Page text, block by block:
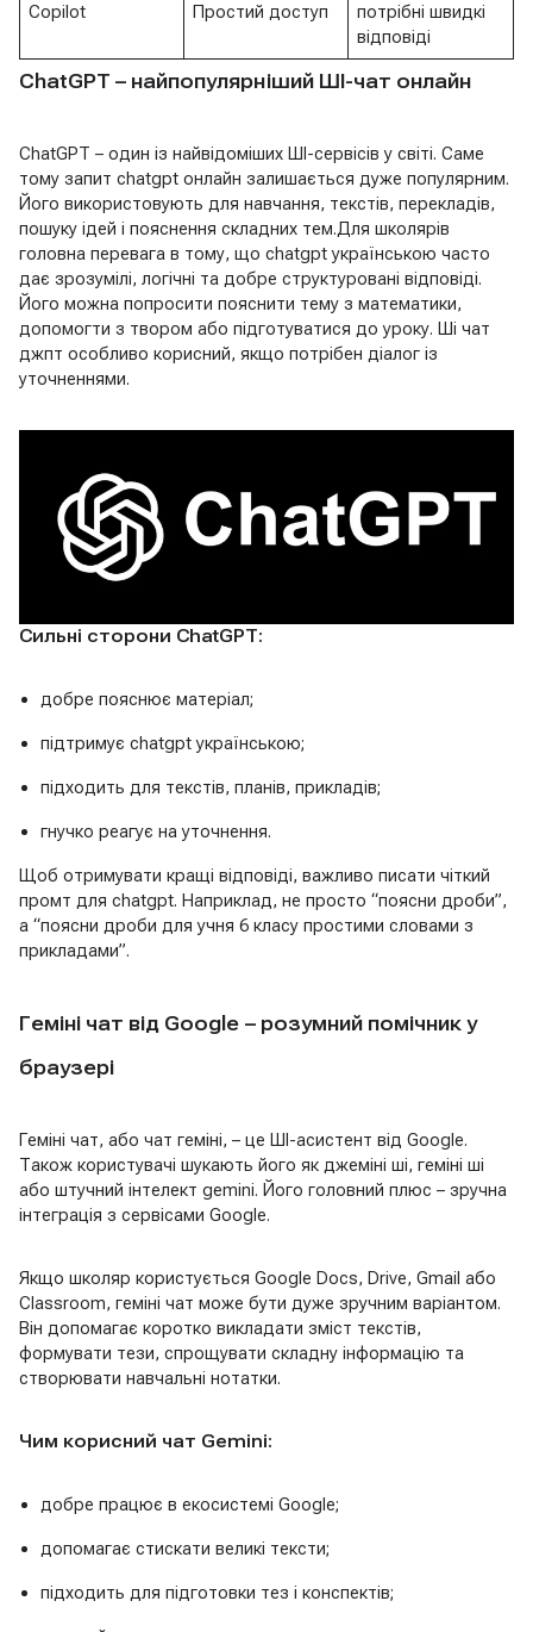
Copilot Простий доступ
потрібні швидкі
відповіді
ChatGPT – найпопулярніший ШІ-чат онлайн
ChatGPT – один із найвідоміших ШІ-сервісів у світі. Саме
тому запит chatgpt онлайн залишається дуже популярним.
Його використовують для навчання, текстів, перекладів,
пошуку ідей і пояснення складних тем.Для школярів
головна перевага в тому, що chatgpt українською часто
дає зрозумілі, логічні та добре структуровані відповіді.
Його можна попросити пояснити тему з математики,
допомогти з твором або підготуватися до уроку. Ші чат
джпт особливо корисний, якщо потрібен діалог із
уточненнями.
Сильні сторони ChatGPT:
добре пояснює матеріал;
підтримує chatgpt українською;
підходить для текстів, планів, прикладів;
гнучко реагує на уточнення.
Щоб отримувати кращі відповіді, важливо писати чіткий
промт для chatgpt. Наприклад, не просто “поясни дроби”,
а “поясни дроби для учня 6 класу простими словами з
прикладами”.
Геміні чат від Google – розумний помічник у
браузері
Геміні чат, або чат геміні, – це ШІ-асистент від Google.
Також користувачі шукають його як джеміні ші, геміні ші
або штучний інтелект gemini. Його головний плюс – зручна
інтеграція з сервісами Google.
Якщо школяр користується Google Docs, Drive, Gmail або
Classroom, геміні чат може бути дуже зручним варіантом.
Він допомагає коротко викладати зміст текстів,
формувати тези, спрощувати складну інформацію та
створювати навчальні нотатки.
Чим корисний чат Gemini:
добре працює в екосистемі Google;
допомагає стискати великі тексти;
підходить для підготовки тез і конспектів;